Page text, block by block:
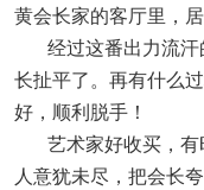
黄会长家的客厅里，
经过这番出力流汗
长扯平了。再有什么
好，顺利脱手！
艺术家好收买，有
人意犹未尽，把会长